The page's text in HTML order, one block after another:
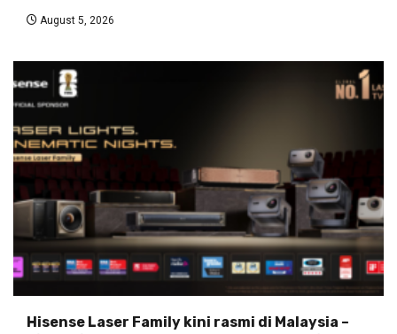
August 5, 2026
Hisense Laser Family kini rasmi di Malaysia –